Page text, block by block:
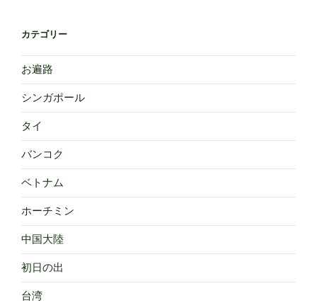
カテゴリー
お遍路
シンガポール
タイ
バンコク
ベトナム
ホーチミン
中国大陸
初日の出
台湾